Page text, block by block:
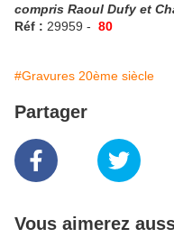
compris Raoul Dufy et
Réf : 29959 - 80
#Gravures 20ème siècle
Partager
Vous aimerez